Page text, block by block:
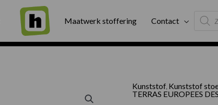
Maatwerk stoffering Contact
search
Binnen twee werkdagen geleverd
Kunststof, Kunststof
TERRAS EUROPEES